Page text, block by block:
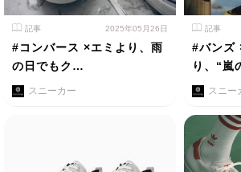
記事 2025年05月26日
#コンバース ×エミより、雨
の日でもク…
スニーカー
記事
#バンズ
り、“嵐
スニー